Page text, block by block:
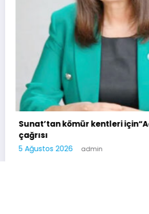
kentleri için“Adil Dönüşüm”
admin Soma Kurtuluş Haber 2026 | Powered By